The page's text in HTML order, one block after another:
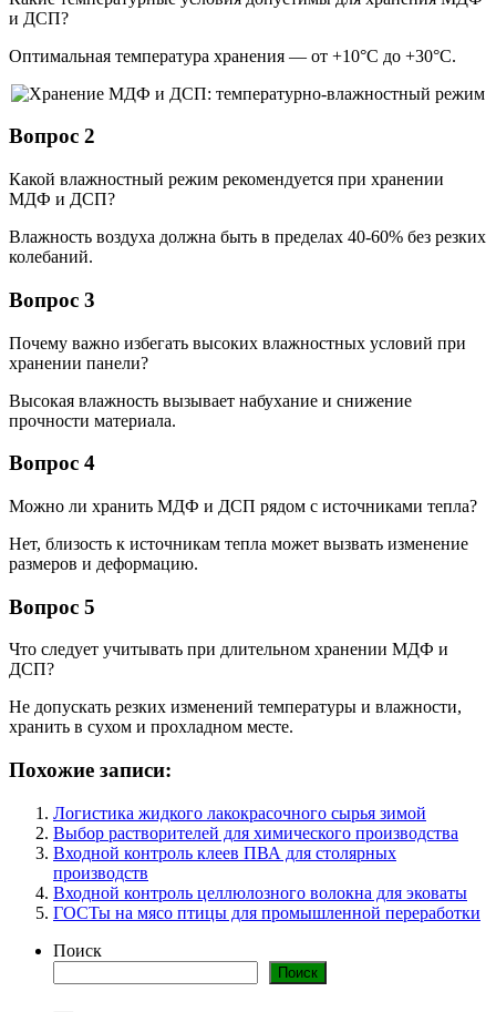
и ДСП?
Оптимальная температура хранения — от +10°C до +30°C.
Вопрос 2
Какой влажностный режим рекомендуется при хранении
МДФ и ДСП?
Влажность воздуха должна быть в пределах 40-60% без резких
колебаний.
Вопрос 3
Почему важно избегать высоких влажностных условий при
хранении панели?
Высокая влажность вызывает набухание и снижение
прочности материала.
Вопрос 4
Можно ли хранить МДФ и ДСП рядом с источниками тепла?
Нет, близость к источникам тепла может вызвать изменение
размеров и деформацию.
Вопрос 5
Что следует учитывать при длительном хранении МДФ и
ДСП?
Не допускать резких изменений температуры и влажности,
хранить в сухом и прохладном месте.
Похожие записи:
Логистика жидкого лакокрасочного сырья зимой
Выбор растворителей для химического производства
Входной контроль клеев ПВА для столярных
производств
Входной контроль целлюлозного волокна для эковаты
ГОСТы на мясо птицы для промышленной переработки
Поиск
Поиск